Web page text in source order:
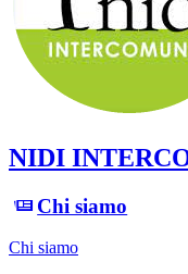
NIDI
Chi siamo
Chi siamo